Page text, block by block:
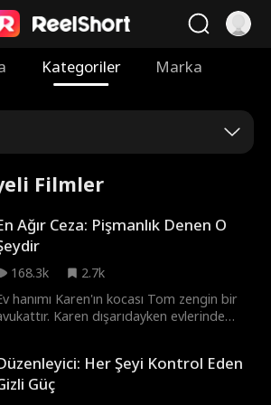
Kategoriler Marka
Filmler
Ağır Ceza: Pişmanlık Denen O
168.3k
2.7k
hanımı Karen'ın kocası Tom zengin bir
Karen dışarıdayken evlerinde
Merry, itfaiye şefi Bob'un
itfaiye aracıyla Anna'yı ameliyat
Her Şeyi Kontrol Eden
Güç